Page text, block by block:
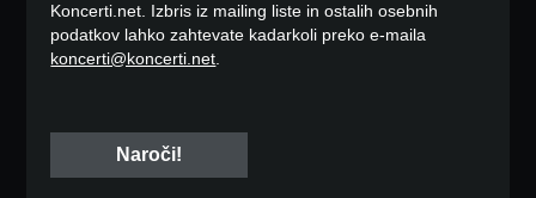
Koncerti.net. Izbris iz mailing liste in ostalih osebnih
podatkov lahko zahtevate kadarkoli preko e-maila
koncerti@koncerti.net.